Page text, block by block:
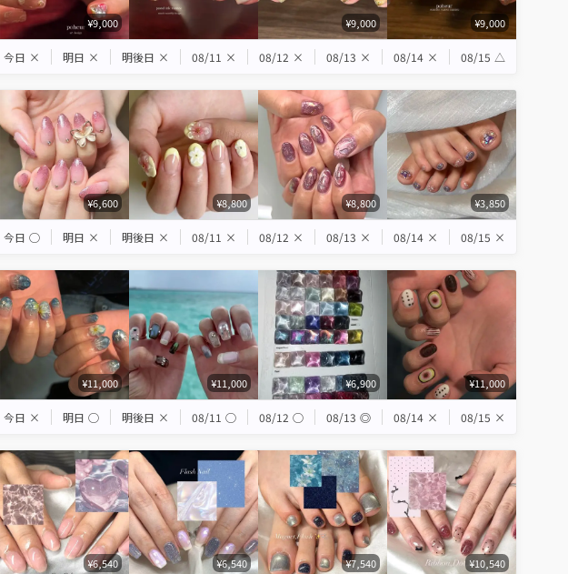
¥9,000 ¥9,000 ¥9,000
今日 × 明日 × 明後日 × 08/11 × 08/12 × 08/13 × 08/14 × 08/15 △
¥6,600 ¥8,800 ¥8,800 ¥3,850
今日 ◯ 明日 × 明後日 × 08/11 × 08/12 × 08/13 × 08/14 × 08/15 ×
¥11,000 ¥11,000 ¥6,900 ¥11,000
今日 × 明日 ◯ 明後日 × 08/11 ◯ 08/12 ◯ 08/13 ◎ 08/14 × 08/15 ×
¥6,540 ¥6,540 ¥7,540 ¥10,540